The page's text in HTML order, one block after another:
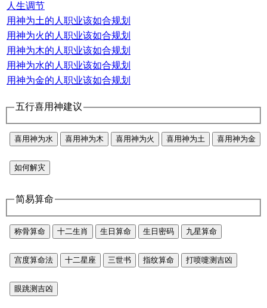
人生调节
用神为土的人职业该如合规划
用神为火的人职业该如合规划
用神为木的人职业该如合规划
用神为水的人职业该如合规划
用神为金的人职业该如合规划
五行喜用神建议
喜用神为水 喜用神为木 喜用神为火 喜用神为土 喜用神为金
如何解灾
简易算命
称骨算命 十二生肖 生日算命 生日密码 九星算命
宫度算命法 十二星座 三世书 指纹算命 打喷嚏测吉凶
眼跳测吉凶